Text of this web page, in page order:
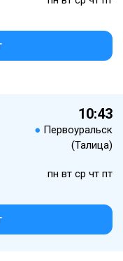
10:43
● Первоуральск
(Талица)
пн вт ср чт пт